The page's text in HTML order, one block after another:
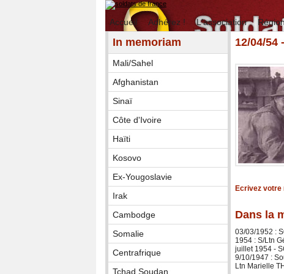
Accueil Adhérez ! L'association
In memoriam
Mali/Sahel
Afghanistan
Sinaï
Côte d'Ivoire
Haïti
Kosovo
Ex-Yougoslavie
Irak
Cambodge
Somalie
Centrafrique
Tchad Soudan
12/04/54
Ecrivez votre
Dans la
03/03/1952 :
1954 : S/Ltn
juillet 1954 -
9/10/1947 :
Ltn Marielle